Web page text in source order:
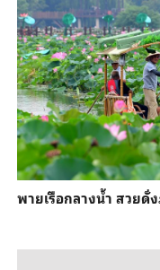
พายเรือกลางน้ำ สวยดั่